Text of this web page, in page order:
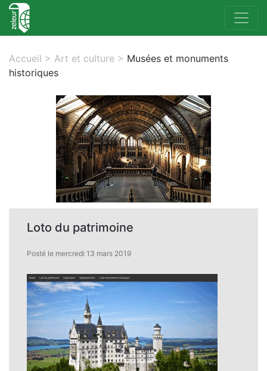
Accueil > Art et culture > Musées et monuments
historiques
Loto du patrimoine
Posté le mercredi 13 mars 2019